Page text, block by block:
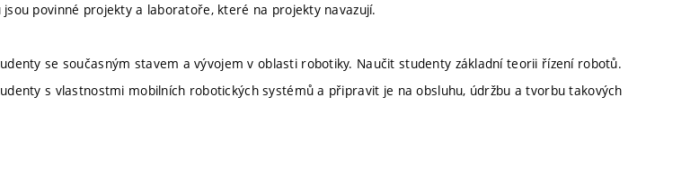
povinné projekty a laboratoře, které na projekty navazují.
se současným stavem a vývojem v oblasti robotiky. Naučit studenty základní teorii řízení robotů.
s vlastnostmi mobilních robotických systémů a připravit je na obsluhu, údržbu a tvorbu takových